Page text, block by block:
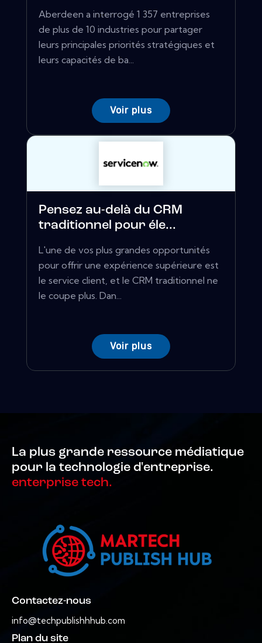
Aberdeen a interrogé 1 357 entreprises
de plus de 10 industries pour partager
leurs principales priorités stratégiques et
leurs capacités de ba...
Voir plus
Pensez au-delà du CRM
traditionnel pour éle...
L'une de vos plus grandes opportunités
pour offrir une expérience supérieure est
le service client, et le CRM traditionnel ne
le coupe plus. Dan...
Voir plus
La plus grande ressource médiatique
pour la technologie d'entreprise.
enterprise tech.
Contactez-nous
info@techpublishhhub.com
Plan du site